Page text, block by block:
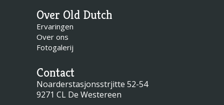
Over Old Dutch
Ervaringen
Over ons
Fotogalerij
Contact
Noarderstasjonsstrjitte 52-54
9271 CL De Westereen